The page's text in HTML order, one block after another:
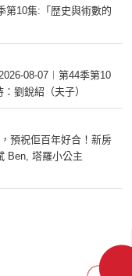
第10集:「歴史與術數的
08-07︱第44季第10
劉銳紹（夫子）
預祝佢百年好合！新房
Ben, 塔羅小公主